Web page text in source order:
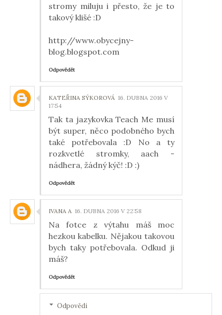
stromy miluju i přesto, že je to
takový klišé :D
http://www.obycejny-
blog.blogspot.com
Odpovědět
KATEŘINA SÝKOROVÁ 16. DUBNA 2016 V
17:54
Tak ta jazykovka Teach Me musí
být super, něco podobného bych
také potřebovala :D No a ty
rozkvetlé stromky, aach -
nádhera, žádný kýč! :D :)
Odpovědět
IVANA A 16. DUBNA 2016 V 22:58
Na fotce z výtahu máš moc
hezkou kabelku. Nějakou takovou
bych taky potřebovala. Odkud ji
máš?
Odpovědět
Odpovědi